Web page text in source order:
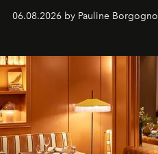
06.08.2026 by Pauline Borgogno